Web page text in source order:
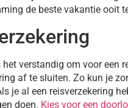
de beste vakantie ooit
het verstandig om voor een
af te sluiten. Zo kun je
je al een reisverzekering
doen. Kies voor een